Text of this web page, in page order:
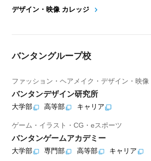
デザイン・映像 カレッジ
バンタングループ校
ファッション・ヘアメイク・デザイン・映像
バンタンデザイン研究所
大学部 高等部 キャリア
ゲーム・イラスト・CG・eスポーツ
バンタンゲームアカデミー
大学部 専門部 高等部 キャリア